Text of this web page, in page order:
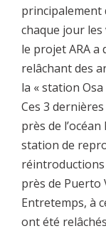
principalement
chaque jour
le projet ARA
relâchant des
la « station
Ces 3
près de
station de
réintroductions
près de Puerto
Entretemps, à
ont été